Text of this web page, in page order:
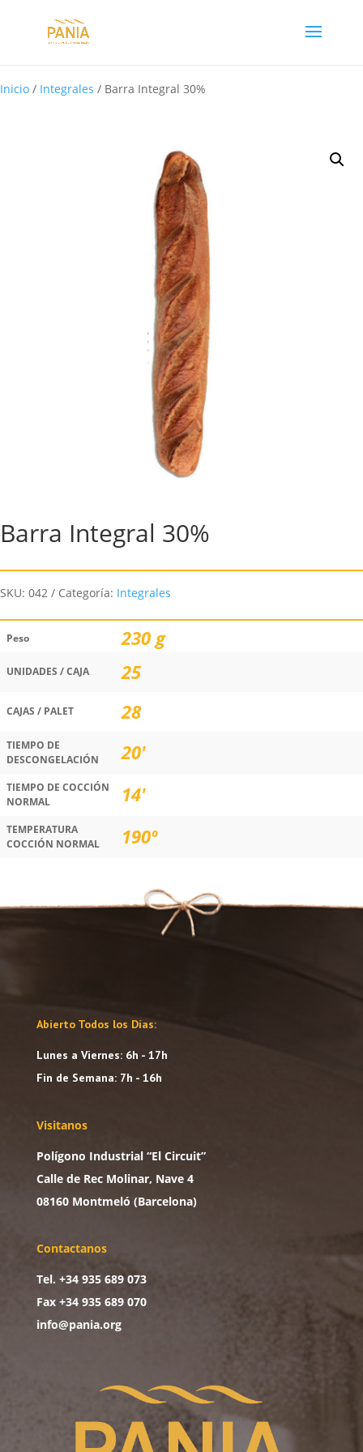
Inicio / Integrales / Barra Integral 30%
Barra Integral 30%
SKU: 042 Categoría: Integrales
Peso 230 g
UNIDADES / CAJA 25
CAJAS / PALET 28
TIEMPO DE
DESCONGELACIÓN
20'
TIEMPO DE COCCIÓN
NORMAL
14'
TEMPERATURA
COCCIÓN NORMAL
190º
Abierto Todos los Días:
Lunes a Viernes: 6h - 17h
Fin de Semana: 7h - 16h
Visitanos
Polígono Industrial “El Circuit”
Calle de Rec Molinar, Nave 4
08160 Montmeló (Barcelona)
Contactanos
Tel. +34 935 689 073
Fax +34 935 689 070
info@pania.org